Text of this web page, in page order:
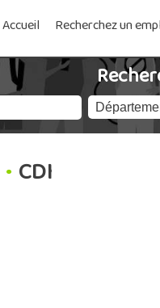
Accueil Recherchez un
• CDI